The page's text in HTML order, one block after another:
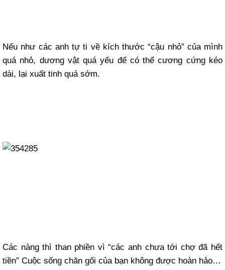
Nếu như các anh tự ti về kích thước “cậu nhỏ” của mình
quá nhỏ, dương vật quá yếu để có thể cương cứng kéo
dài, lại xuất tinh quá sớm.
Các nàng thì than phiền vì “các anh chưa tới chợ đã hết
tiền” Cuộc sống chăn gối của bạn không được hoàn hảo…